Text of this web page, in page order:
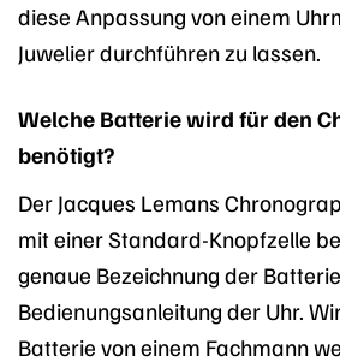
diese Anpassung von einem
Juwelier durchführen zu lassen.
Welche Batterie wird für den
benötigt?
Der Jacques Lemans
mit einer Standard-Knopfzelle
genaue Bezeichnung der
Bedienungsanleitung der Uhr.
Batterie von einem Fachmann